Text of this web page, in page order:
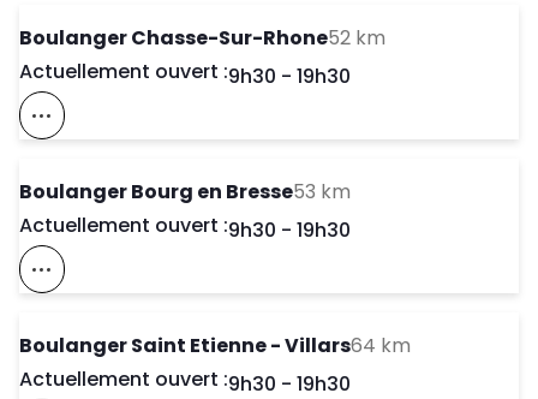
Boulanger Chasse-Sur-Rhone52 km
Actuellement ouvert :Day of the Week
9h30 - 19h30
Voir Ce Magasin Sur La Carte
Boulanger Bourg en Bresse53 km
Actuellement ouvert :Day of the Week
9h30 - 19h30
Voir Ce Magasin Sur La Carte
Boulanger Saint Etienne - Villars64 km
Actuellement ouvert :Day of the Week
9h30 - 19h30